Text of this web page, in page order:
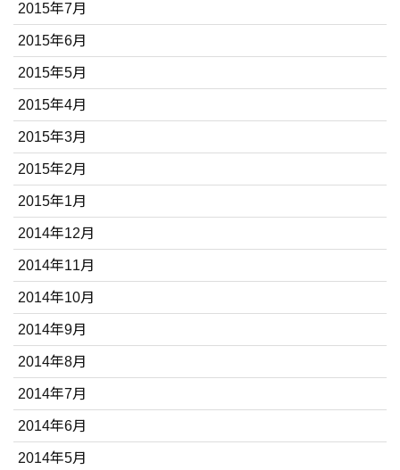
2015年7月
2015年6月
2015年5月
2015年4月
2015年3月
2015年2月
2015年1月
2014年12月
2014年11月
2014年10月
2014年9月
2014年8月
2014年7月
2014年6月
2014年5月